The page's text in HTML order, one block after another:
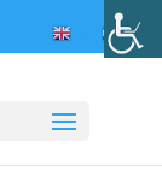
ES